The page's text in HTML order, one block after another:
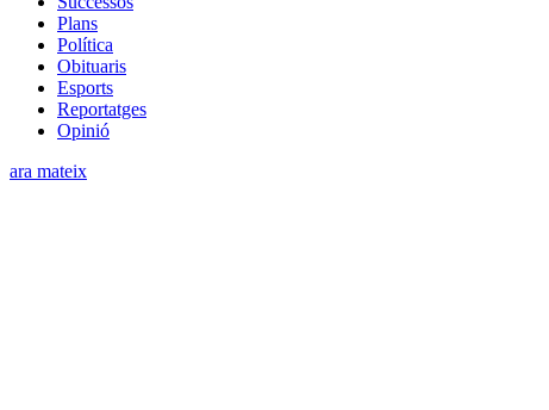
Plans
Política
Obituaris
Esports
Reportatges
Opinió
ara mateix